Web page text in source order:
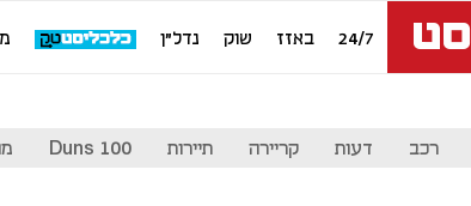
24/7 באזז שוק נדל"ן
רכב דעות קריירה תיירות Duns 100